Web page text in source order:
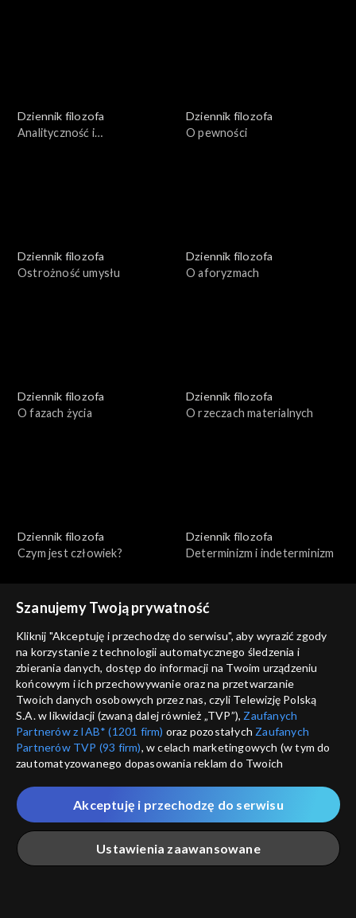
Dziennik filozofa
Analityczność i
Dziennik filozofa
O pewności
Dziennik filozofa
Ostrożność umysłu
Dziennik filozofa
O aforyzmach
Dziennik filozofa
O fazach życia
Dziennik filozofa
O rzeczach materialnych
Dziennik filozofa
Czym jest człowiek?
Dziennik filozofa
Determinizm i indeterminizm
Dziennik filozofa
Moralność świata
Dziennik filozofa
Źródła wiedzy
Dziennik filozofa
Kultury
Szanujemy Twoją prywatność
Kliknij "Akceptuję i przechodzę do serwisu", aby wyrazić zgody
na korzystanie z technologii automatycznego śledzenia i
zbierania danych, dostęp do informacji na Twoim urządzeniu
końcowym i ich przechowywanie oraz na przetwarzanie
Twoich danych osobowych przez nas, czyli Telewizję Polską
S.A. w likwidacji (zwaną dalej również „TVP”), Zaufanych
Partnerów z IAB* (1201 firm) oraz pozostałych Zaufanych
Partnerów TVP (93 firm), w celach marketingowych (w tym do
zautomatyzowanego dopasowania reklam do Twoich
które wskazujemy poniżej, a także zgody na udostępnianie
przez nas identyfikatora PPID do Google.
Twoje dane osobowe zbierane podczas odwiedzania przez
Ciebie naszych
poszczególnych serwisówzwanych dalej
„Portalem”, w tym informacje zapisywane za pomocą
Ustawienia zaawansowane
Akceptuję i przechodzę do serwisu